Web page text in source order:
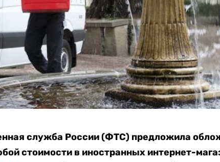
служба России (ФТС) предложила
стоимости в иностранных интернет-